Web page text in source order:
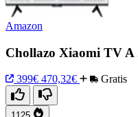
Amazon
Chollazo Xiaomi TV
399€ 470,32€ Gratis